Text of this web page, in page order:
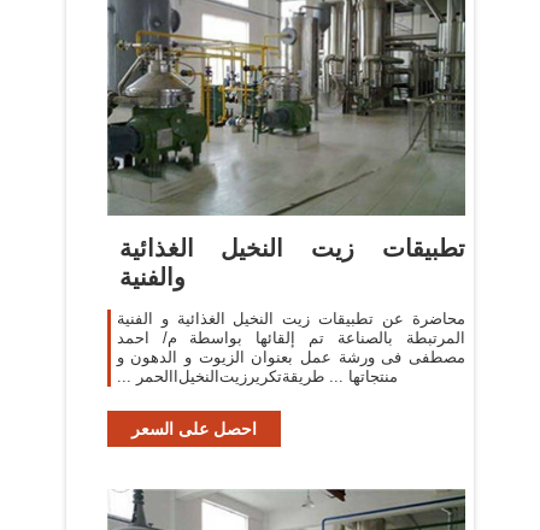
تطبيقات زيت النخيل الغذائية
والفنية
محاضرة عن تطبيقات زيت النخيل الغذائية و الفنية
المرتبطة بالصناعة تم إلقائها بواسطة م/ احمد
مصطفى فى ورشة عمل بعنوان الزيوت و الدهون و
منتجاتها ... طريقة‬‫تكرير‬‫زيت‬‫النخيل‬‫االحمر ...
احصل على السعر